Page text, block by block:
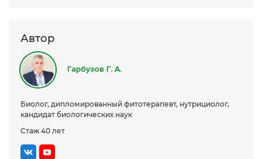
Прочие фитопрепараты
Сборы трав
Урбеч
Травяной чай
Специи
Крупы
Автор
Гарбузов Г. А.
Биолог, дипломированный фитотерапевт, нутрициолог,
кандидат биологических наук
Стаж 40 лет